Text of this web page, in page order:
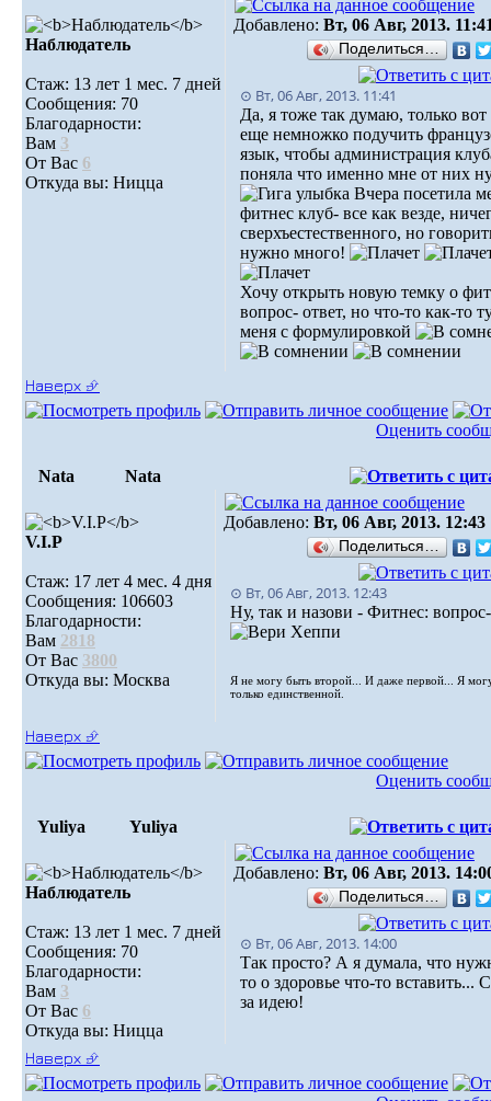
Наблюдатель
Стаж: 13 лет 1 мес. 7 дней
Сообщения: 70
Благодарности:
Вам 3
От Вас 6
Откуда вы: Ницца
Добавлено: Вт, 06 Авг, 2013.
Поделиться…
⊙ Вт, 06 Авг, 2013. 11:41
Да, я тоже так думаю, только вот
еще немножко подучить
язык, чтобы администрация
поняла что именно мне от них
Вчера посетила
фитнес клуб- все как везде,
сверхъестественного, но
нужно много!
Хочу открыть новую темку о
вопрос- ответ, но что-то как-то
меня с формулировкой
Наверх ⮵
Оценить
Nata Nata
V.I.Р
Стаж: 17 лет 4 мес. 4 дня
Сообщения: 106603
Благодарности:
Вам 2818
От Вас 3800
Откуда вы: Москва
Добавлено: Вт, 06 Авг, 2013. 12:43
Поделиться…
⊙ Вт, 06 Авг, 2013. 12:43
Ну, так и назови - Фитнес: вопрос-
Я не могу быть второй... И даже первой... Я
только единственной.
Наверх ⮵
Оценить
Yuliya Yuliya
Наблюдатель
Стаж: 13 лет 1 мес. 7 дней
Сообщения: 70
Благодарности:
Вам 3
От Вас 6
Откуда вы: Ницца
Добавлено: Вт, 06 Авг, 2013.
Поделиться…
⊙ Вт, 06 Авг, 2013. 14:00
Так просто? А я думала, что
то о здоровье что-то вставить...
за идею!
Наверх ⮵